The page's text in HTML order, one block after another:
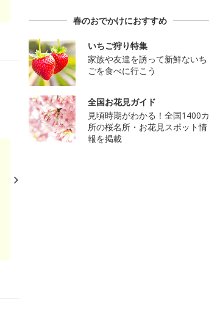
春のおでかけにおすすめ
いちご狩り特集
家族や友達を誘って新鮮ないち
ごを食べに行こう
全国お花見ガイド
見頃時期がわかる！全国1400カ
所の桜名所・お花見スポット情
報を掲載